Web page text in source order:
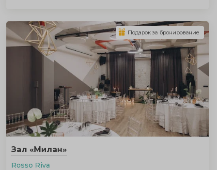
Зал «Милан»
Rosso Riva
Подарок за бронирование